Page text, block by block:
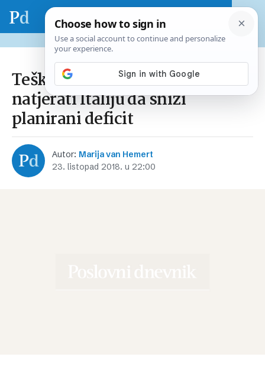
Teško će Europska komisija
natjerati Italiju da snizi
planirani deficit
Autor: Marija van Hemert
23. listopad 2018. u 22:00